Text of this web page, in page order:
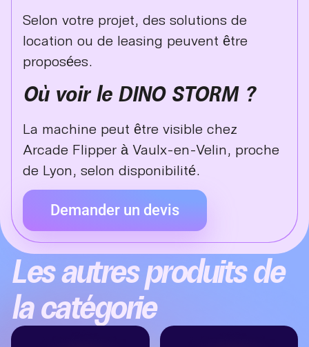
Selon votre projet, des solutions de
location ou de leasing peuvent être
proposées.
Où voir le DINO STORM ?
La machine peut être visible chez
Arcade Flipper à Vaulx-en-Velin, proche
de Lyon, selon disponibilité.
Demander un devis
Les autres produits de
la catégorie